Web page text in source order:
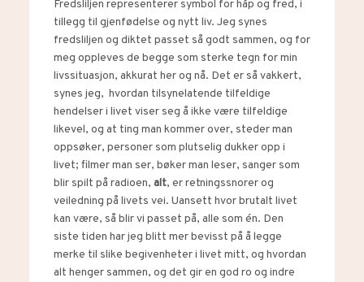
Fredsliljen representerer symbol for håp og fred, i
tillegg til gjenfødelse og nytt liv. Jeg synes
fredsliljen og diktet passet så godt sammen, og for
meg oppleves de begge som sterke tegn for min
livssituasjon, akkurat her og nå. Det er så vakkert,
synes jeg, hvordan tilsynelatende tilfeldige
hendelser i livet viser seg å ikke være tilfeldige
likevel, og at ting man kommer over, steder man
oppsøker, personer som plutselig dukker opp i
livet; filmer man ser, bøker man leser, sanger som
blir spilt på radioen, alt, er retningssnorer og
veiledning på livets vei. Uansett hvor brutalt livet
kan være, så blir vi passet på, alle som én. Den
siste tiden har jeg blitt mer bevisst på å legge
merke til slike begivenheter i livet mitt, og hvordan
alt henger sammen, og det gir en god ro og indre